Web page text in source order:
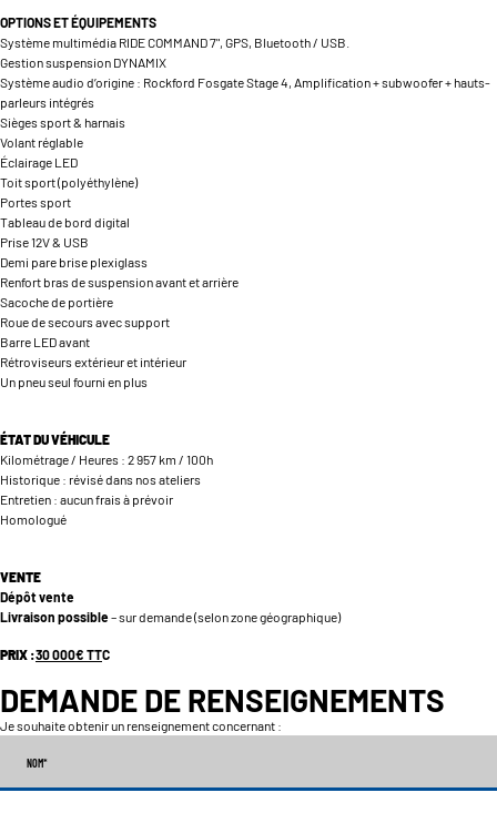
OPTIONS ETÉQUIPEMENTS
Système multimédia RIDE COMMAND 7", GPS, Bluetooth / USB.
Gestion suspension DYNAMIX
Système audio d’origine : Rockford Fosgate Stage 4, Amplification + subwoofer + hauts-
parleurs intégrés
Sièges sport & harnais
Volant réglable
Éclairage LED
Toit sport (polyéthylène)
Portes sport
Tableau de bord digital
Prise 12V & USB
Demi pare brise plexiglass
Renfort bras de suspension avant et arrière
Sacoche de portière
Roue de secours avec support
Barre LED avant
Rétroviseurs extérieur et intérieur
Un pneu seul fourni en plus
ÉTAT DU VÉHICULE
Kilométrage / Heures : 2 957 km / 100h
Historique : révisé dans nos ateliers
Entretien : aucun frais à prévoir
Homologué
VENTE
Dépôt vente
Livraison possible– sur demande (selon zone géographique)
PRIX :30 000€ TTC
DEMANDE DE RENSEIGNEMENTS
Je souhaite obtenir un renseignement concernant :
NOM*